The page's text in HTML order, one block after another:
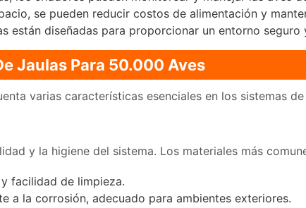
se pueden reducir costos de alimentación y
están diseñadas para proporcionar un entorno
Jaulas Para 50.000 Aves
varias características esenciales en los sistemas de
y la higiene del sistema. Los materiales más
facilidad de limpieza.
a la corrosión, adecuado para ambientes exteriores.